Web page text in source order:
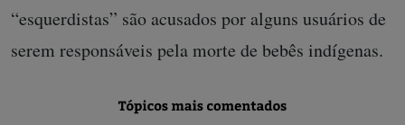
“esquerdistas” são acusados ​​por alguns usuários de
serem responsáveis ​​pela morte de bebês indígenas.